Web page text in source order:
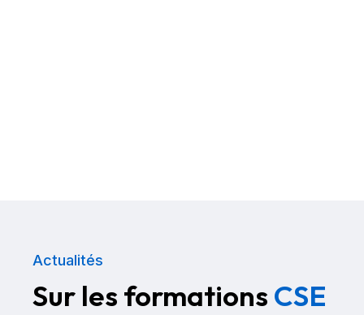
Actualités
Sur les formations CSE